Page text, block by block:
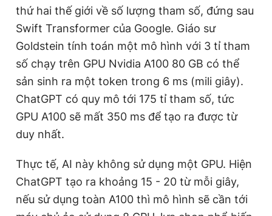
thứ hai thế giới về số lượng tham số, đứng sau
Swift Transformer của Google. Giáo sư
Goldstein tính toán một mô hình với 3 tỉ tham
số chạy trên GPU Nvidia A100 80 GB có thể
sản sinh ra một token trong 6 ms (mili giây).
ChatGPT có quy mô tới 175 tỉ tham số, tức
GPU A100 sẽ mất 350 ms để tạo ra được từ
duy nhất.
Thực tế, AI này không sử dụng một GPU. Hiện
ChatGPT tạo ra khoảng 15 - 20 từ mỗi giây,
nếu sử dụng toàn A100 thì mô hình sẽ cần tới